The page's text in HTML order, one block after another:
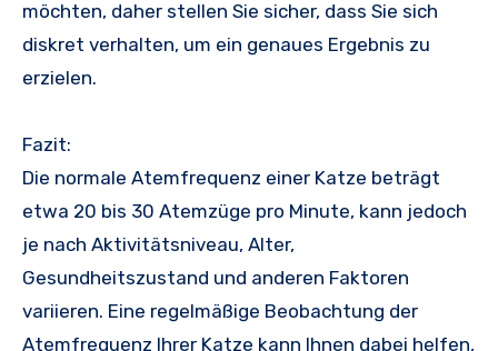
möchten, daher stellen Sie sicher, dass Sie sich
diskret verhalten, um ein genaues Ergebnis zu
erzielen.
Fazit:
Die normale Atemfrequenz einer Katze beträgt
etwa 20 bis 30 Atemzüge pro Minute, kann jedoch
je nach Aktivitätsniveau, Alter,
Gesundheitszustand und anderen Faktoren
variieren. Eine regelmäßige Beobachtung der
Atemfrequenz Ihrer Katze kann Ihnen dabei helfen,